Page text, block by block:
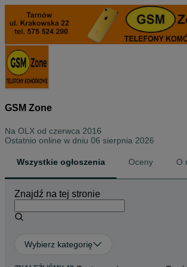
GSM Zone
Na OLX od czerwca 2016
Ostatnio online w dniu 06 sierpnia 2026
Wszystkie ogłoszenia Oceny O
Znajdź na tej stronie
Wybierz kategorię